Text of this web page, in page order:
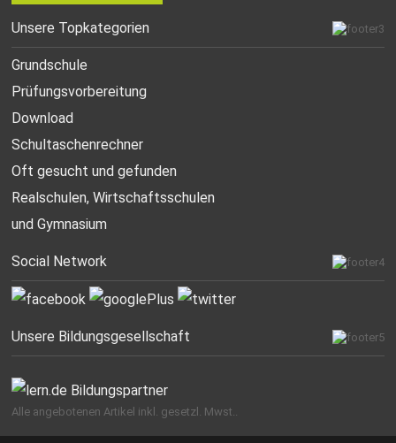
Unsere Topkategorien
Grundschule
Prüfungsvorbereitung
Download
Schultaschenrechner
Oft gesucht und gefunden
Realschulen,Wirtschaftsschulen
und Gymnasium
Social Network
Unsere Bildungsgesellschaft
Alle angebotenen Artikel inkl. gesetzl. Mwst..